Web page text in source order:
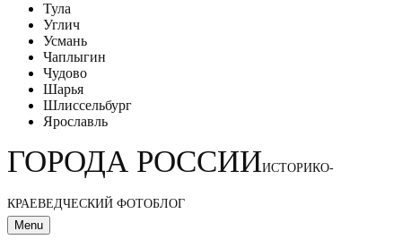
Тула
Углич
Усмань
Чаплыгин
Чудово
Шарья
Шлиссельбург
Ярославль
ГОРОДА РОССИИИСТОРИКО-
КРАЕВЕДЧЕСКИЙ ФОТОБЛОГ
Menu